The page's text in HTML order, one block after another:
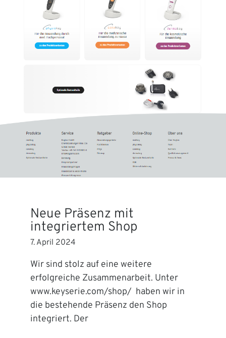
Neue Präsenz mit
integriertem Shop
7. April 2024
Wir sind stolz auf eine weitere
erfolgreiche Zusammenarbeit. Unter
www.keyserie.com/shop/ haben wir in
die bestehende Präsenz den Shop
integriert. Der